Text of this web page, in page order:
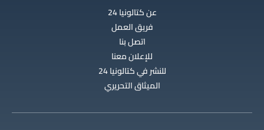
عن كتالونيا 24
فريق العمل
اتصل بنا
للإعلان معنا
للنشر في كتالونيا 24
الميثاق التحريري